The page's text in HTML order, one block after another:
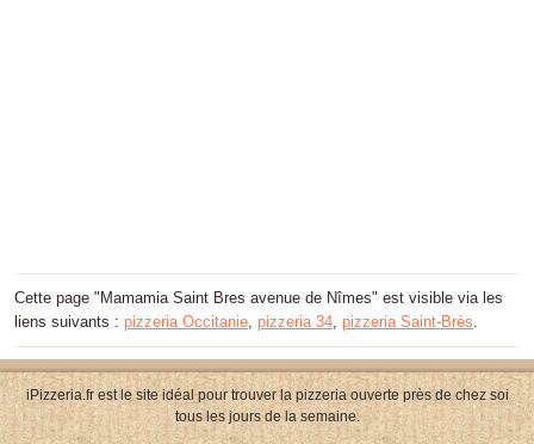
Cette page "Mamamia Saint Bres avenue de Nîmes" est visible via les
liens suivants : pizzeria Occitanie, pizzeria 34, pizzeria Saint-Brès.
iPizzeria.fr est le site idéal pour trouver la pizzeria ouverte près de chez soi
tous les jours de la semaine.